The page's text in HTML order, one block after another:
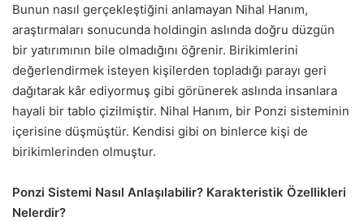
Bunun nasıl gerçekleştiğini anlamayan Nihal Hanım,
araştırmaları sonucunda holdingin aslında doğru düzgün
bir yatırımının bile olmadığını öğrenir. Birikimlerini
değerlendirmek isteyen kişilerden topladığı parayı geri
dağıtarak kâr ediyormuş gibi görünerek aslında insanlara
hayali bir tablo çizilmiştir. Nihal Hanım, bir Ponzi sisteminin
içerisine düşmüştür. Kendisi gibi on binlerce kişi de
birikimlerinden olmuştur.
Ponzi Sistemi Nasıl Anlaşılabilir? Karakteristik Özellikleri
Nelerdir?